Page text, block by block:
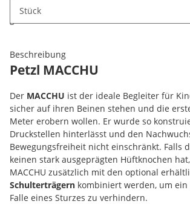
Stück
Dieses Produkt hat Variationen. Wählen Sie
Beschreibung
Petzl MACCHU
Der MACCHU ist der ideale Begleiter für
sicher auf ihren Beinen stehen und die
Meter erobern wollen. Er wurde so
Druckstellen hinterlässt und den
Bewegungsfreiheit nicht einschränkt. Falls
keinen stark ausgeprägten Hüftknochen
MACCHU zusätzlich mit den optional
Schulterträgern kombiniert werden, um
Falle eines Sturzes zu verhindern.